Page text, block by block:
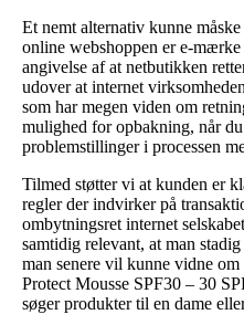
Et nemt alternativ kunne
online webshoppen er e-
angivelse af at netbutikken
udover at internet
som har megen viden om
mulighed for opbakning, når
problemstillinger i processen
Tilmed støtter vi at kunden er
regler der indvirker på
ombytningsret internet
samtidig relevant, at man
man senere vil kunne vidne
Protect Mousse SPF30 – 30
søger produkter til en dame